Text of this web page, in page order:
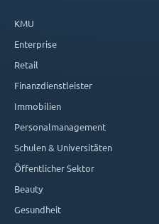
KMU
Enterprise
Retail
Finanzdienstleister
Immobilien
Personalmanagement
Schulen & Universitäten
Öffentlicher Sektor
Beauty
Gesundheit